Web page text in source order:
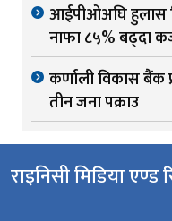
आईपीओअघि हुलास
नाफा ८५% बढ्दा
कर्णाली विकास
तीन जना पक्राउ
राइनिसी मिडिया एण्ड